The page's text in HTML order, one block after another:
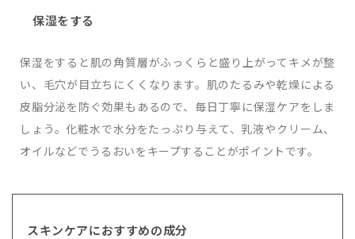
保湿をする
保湿をすると肌の角質層がふっくらと盛り上がってキメが整
い、毛穴が目立ちにくくなります。肌のたるみや乾燥による
皮脂分泌を防ぐ効果もあるので、毎日丁寧に保湿ケアをしま
しょう。化粧水で水分をたっぷり与えて、乳液やクリーム、
オイルなどでうるおいをキープすることがポイントです。
スキンケアにおすすめの成分